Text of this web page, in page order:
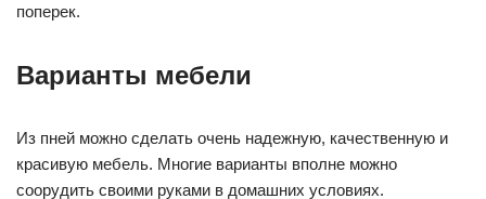
поперек.
Варианты мебели
Из пней можно сделать очень надежную, качественную и
красивую мебель. Многие варианты вполне можно
соорудить своими руками в домашних условиях.